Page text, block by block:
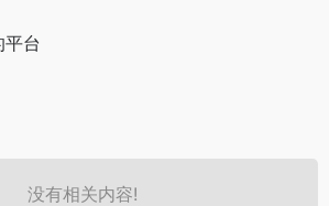
台
没有相关内容!